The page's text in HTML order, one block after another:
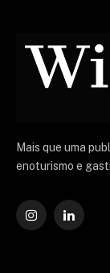
Mais que uma
enoturismo e
Instagram
O